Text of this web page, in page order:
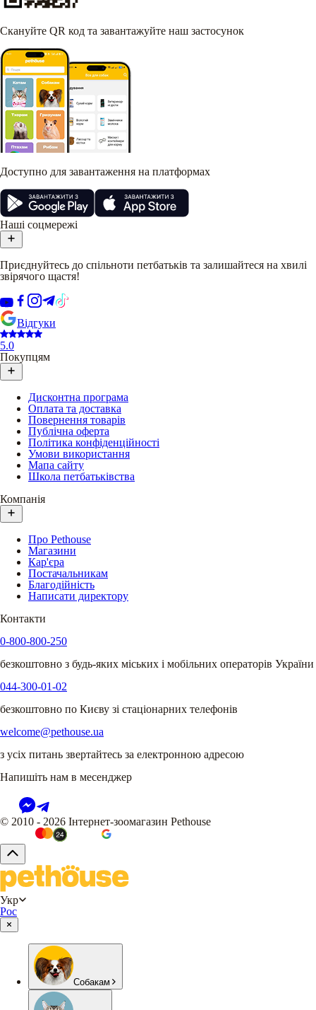
Скануйте QR код та завантажуйте наш застосунок
Доступно для завантаження на платформах
Наші соцмережі
Приєднуйтесь до спільноти петбатьків та залишайтеся на хвилі
звірячого щастя!
Відгуки
5.0
Покупцям
Дисконтна програма
Оплата та доставка
Повернення товарів
Публічна оферта
Політика конфіденційності
Умови використання
Мапа сайту
Школа петбатьківства
Компанія
Про Pethouse
Магазини
Кар'єра
Постачальникам
Благодійність
Написати директору
Контакти
0-800-800-250
безкоштовно з будь-яких міських і мобільних операторів України
044-300-01-02
безкоштовно по Києву зі стаціонарних телефонів
welcome@pethouse.ua
з усіх питань звертайтесь за електронною адресою
Напишіть нам в месенджер
© 2010 - 2026 Інтернет-зоомагазин Pethouse
Укр
Рос
Собакам